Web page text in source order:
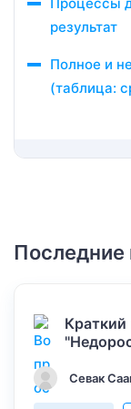
результат
Полное и
(таблица:
Последние
Краткий
Севак